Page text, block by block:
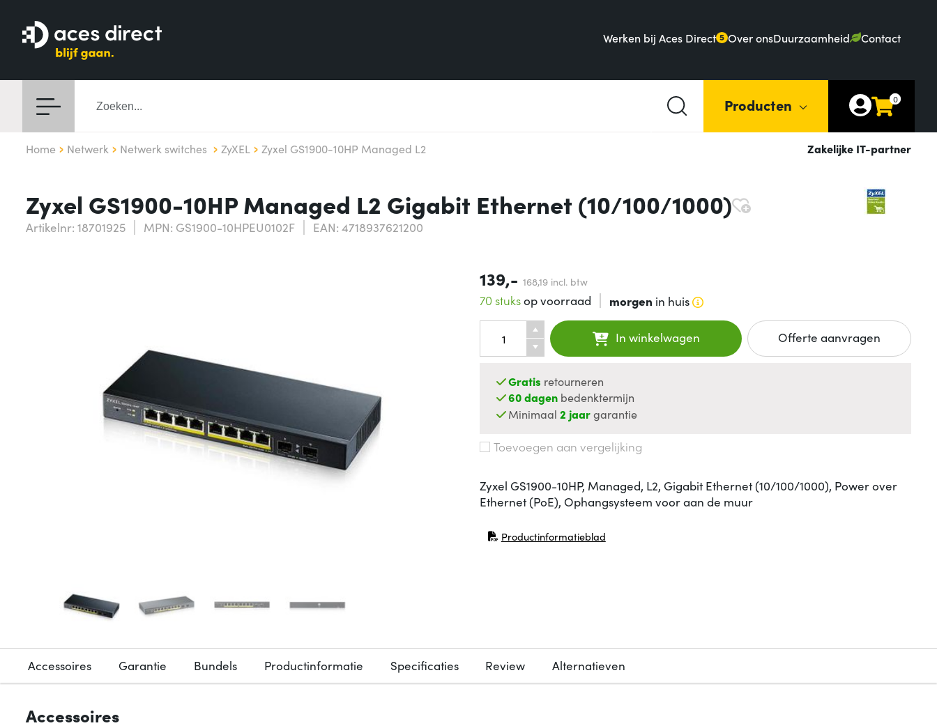
Werken bij Aces Direct 5 Over onsDuurzaamheid Contact
Producten 0
Home Netwerk Netwerk switches ZyXEL Zyxel GS1900-10HP Managed L2 Zakelijke IT-partner
Zyxel GS1900-10HP Managed L2 Gigabit Ethernet (10/100/1000)
Artikelnr: 18701925 MPN: GS1900-10HPEU0102F EAN: 4718937621200
139,- 168,19 incl. btw
70 stuksop voorraad morgen in huis
In winkelwagen Offerte aanvragen
Gratis retourneren
60 dagen bedenktermijn
Minimaal2 jaargarantie
Toevoegen aan vergelijking
Zyxel GS1900-10HP, Managed, L2, Gigabit Ethernet (10/100/1000), Power over
Ethernet (PoE), Ophangsysteem voor aan de muur
Productinformatieblad
(opent in nieuw venster)
Accessoires Garantie Bundels Productinformatie Specificaties Review Alternatieven
Accessoires